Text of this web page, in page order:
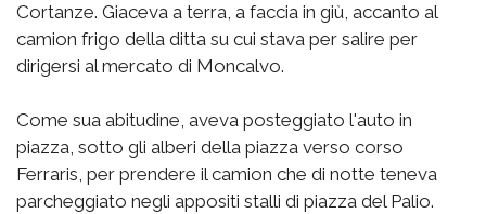
Cortanze. Giaceva a terra, a faccia in giù, accanto al
camion frigo della ditta su cui stava per salire per
dirigersi al mercato di Moncalvo.
Come sua abitudine, aveva posteggiato l'auto in
piazza, sotto gli alberi della piazza verso corso
Ferraris, per prendere il camion che di notte teneva
parcheggiato negli appositi stalli di piazza del Palio.